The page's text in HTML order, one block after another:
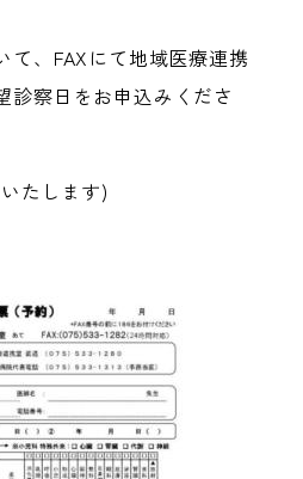
て、FAXにて地域医療連携
診察日をお申込みくださ
たします)